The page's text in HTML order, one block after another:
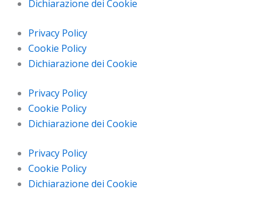
Dichiarazione dei Cookie
Privacy Policy
Cookie Policy
Dichiarazione dei Cookie
Privacy Policy
Cookie Policy
Dichiarazione dei Cookie
Privacy Policy
Cookie Policy
Dichiarazione dei Cookie